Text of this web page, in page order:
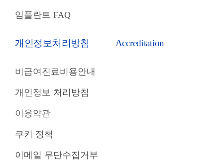
임플란트 FAQ
개인정보처리방침
비급여진료비용안내
개인정보 처리방침
이용약관
쿠키 정책
이메일 무단수집거부
Accreditation